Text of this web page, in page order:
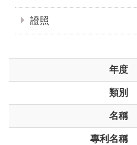
證照
年度
類別
名稱
專利名稱